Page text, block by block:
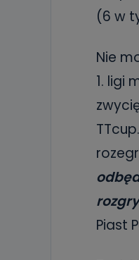
(6 w
Nie
1. ligi
Piast